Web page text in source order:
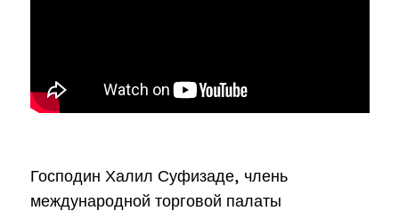
Господин Халил Суфизаде, члень
международной торговой палаты